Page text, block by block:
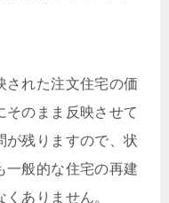
された注文住宅の価
そのまま反映させて
が残りますので、状
一般的な住宅の再建
ありません。